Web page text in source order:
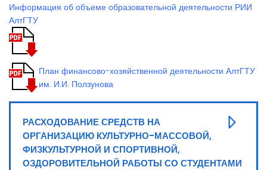
Описание
подразделения
Информация об объеме образовательной деятельности РИИ
АлтГТУ
План финансово-хозяйственной деятельности АлтГТУ
им. И.И. Ползунова
РАСХОДОВАНИЕ СРЕДСТВ НА
ОРГАНИЗАЦИЮ КУЛЬТУРНО-МАССОВОЙ,
ФИЗКУЛЬТУРНОЙ И СПОРТИВНОЙ,
ОЗДОРОВИТЕЛЬНОЙ РАБОТЫ СО СТУДЕНТАМИ